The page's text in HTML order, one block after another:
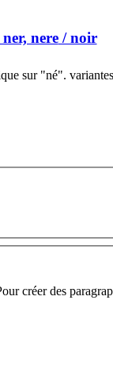
nere/ noir
sur "né".
créer des